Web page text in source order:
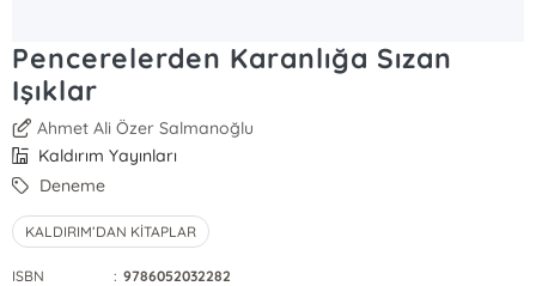
Pencerelerden Karanlığa Sızan
Işıklar
Ahmet Ali Özer Salmanoğlu
Kaldırım Yayınları
Deneme
KALDIRIM’DAN KİTAPLAR
ISBN : 9786052032282